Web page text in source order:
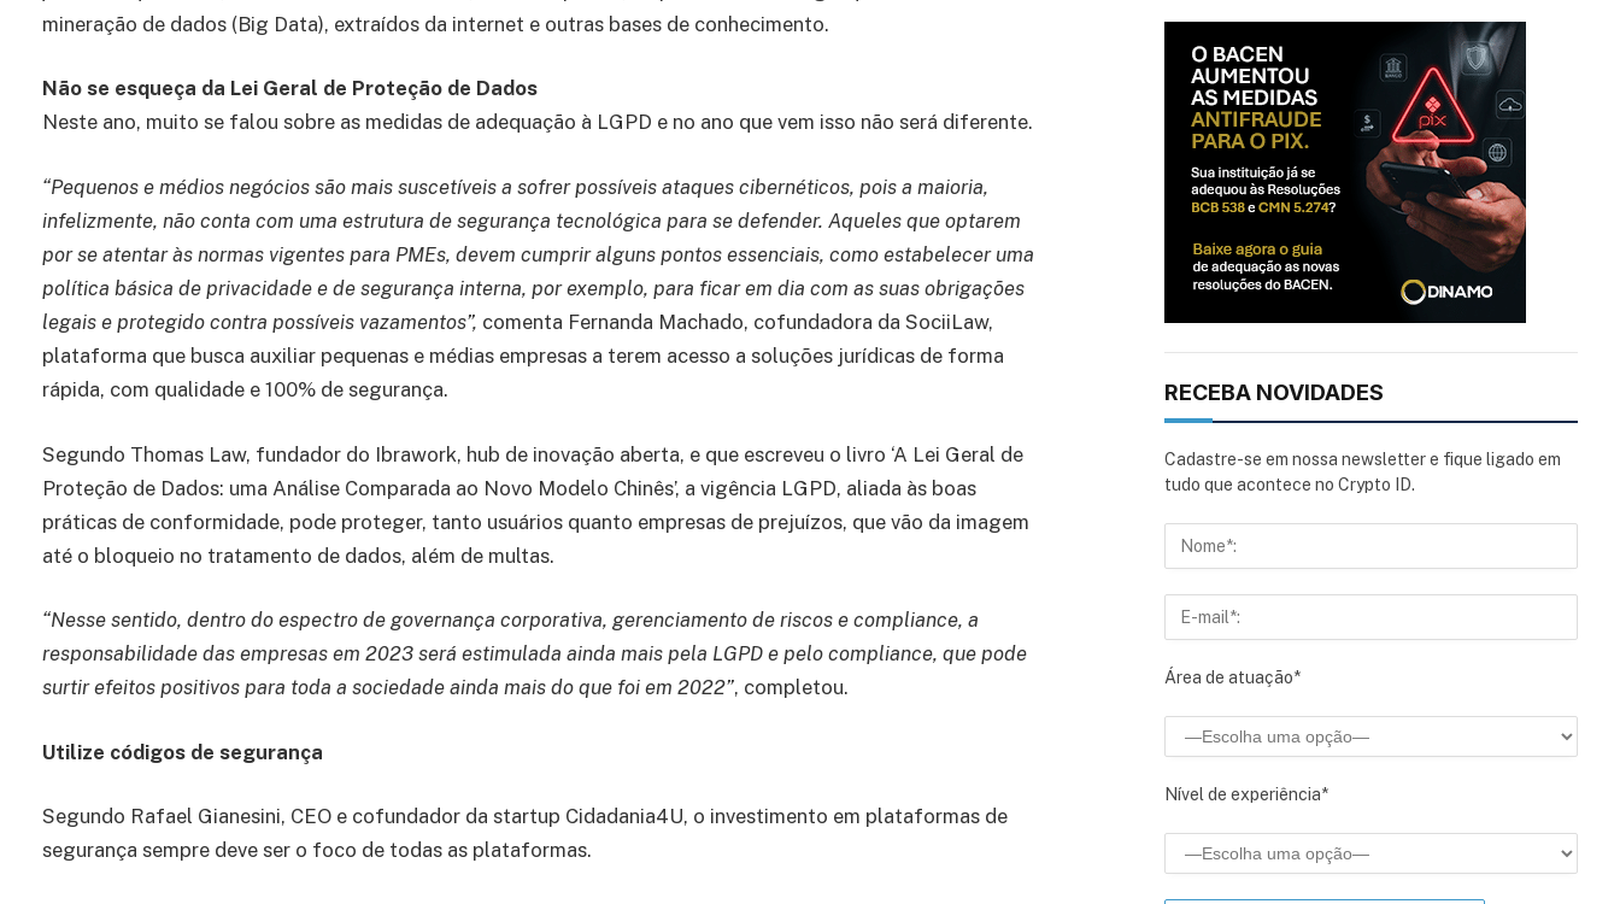
mineração de dados (Big Data), extraídos da internet e outras bases de conhecimento.
Não se esqueça da Lei Geral de Proteção de Dados
Neste ano, muito se falou sobre as medidas de adequação à LGPD e no ano que vem isso não será diferente.
“Pequenos e médios negócios são mais suscetíveis a sofrer possíveis ataques cibernéticos, pois a maioria,
infelizmente, não conta com uma estrutura de segurança tecnológica para se defender. Aqueles que optarem
por se atentar às normas vigentes para PMEs, devem cumprir alguns pontos essenciais, como estabelecer uma
política básica de privacidade e de segurança interna, por exemplo, para ficar em dia com as suas obrigações
legais e protegido contra possíveis vazamentos”, comenta Fernanda Machado, cofundadora da SociiLaw,
plataforma que busca auxiliar pequenas e médias empresas a terem acesso a soluções jurídicas de forma
rápida, com qualidade e 100% de segurança.
Segundo Thomas Law, fundador do Ibrawork, hub de inovação aberta, e que escreveu o livro ‘A Lei Geral de
Proteção de Dados: uma Análise Comparada ao Novo Modelo Chinês’, a vigência LGPD, aliada às boas
práticas de conformidade, pode proteger, tanto usuários quanto empresas de prejuízos, que vão da imagem
até o bloqueio no tratamento de dados, além de multas.
“Nesse sentido, dentro do espectro de governança corporativa, gerenciamento de riscos e compliance, a
responsabilidade das empresas em 2023 será estimulada ainda mais pela LGPD e pelo compliance, que pode
surtir efeitos positivos para toda a sociedade ainda mais do que foi em 2022”, completou.
Utilize códigos de segurança
Segundo Rafael Gianesini, CEO e cofundador da startup Cidadania4U, o investimento em plataformas de
segurança sempre deve ser o foco de todas as plataformas.
RECEBA NOVIDADES
Cadastre-se em nossa newsletter e fique ligado em
tudo que acontece no Crypto ID.
Área de atuação*
Nível de experiência*